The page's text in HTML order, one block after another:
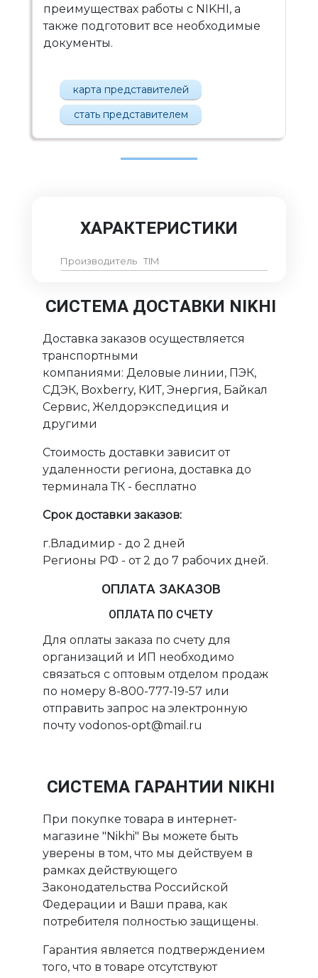
преимуществах работы с NIKHI, а
также подготовит все необходимые
документы.
карта представителей
стать представителем
ХАРАКТЕРИСТИКИ
Производитель TIM
СИСТЕМА ДОСТАВКИ NIKHI
Доставка заказов осуществляется
транспортными
компаниями: Деловые линии, ПЭК,
СДЭК, Boxberry, КИТ, Энергия, Байкал
Сервис, Желдорэкспедиция и
другими
Стоимость доставки зависит от
удаленности региона, доставка до
терминала ТК - бесплатно
Срок доставки заказов:
г.Владимир - до 2 дней
Регионы РФ - от 2 до 7 рабочих дней.
ОПЛАТА ЗАКАЗОВ
ОПЛАТА ПО СЧЕТУ
Для оплаты заказа по счету для
организаций и ИП необходимо
связаться с оптовым отделом продаж
по номеру 8-800-777-19-57 или
отправить запрос на электронную
почту vodonos-opt@mail.ru
СИСТЕМА ГАРАНТИИ NIKHI
При покупке товара в интернет-
магазине "Nikhi" Вы можете быть
уверены в том, что мы действуем в
рамках действующего
Законодательства Российской
Федерации и Ваши права, как
потребителя полностью защищены.
Гарантия является подтверждением
того, что в товаре отсутствуют